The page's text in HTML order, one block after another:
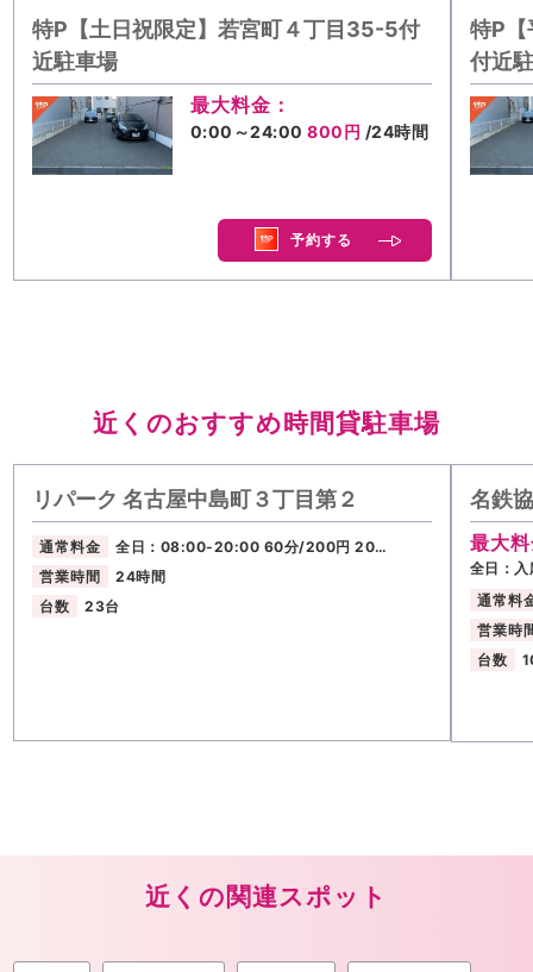
特P【土日祝限定】若宮町４丁目35-5付
近駐車場
最大料金：
0:00～24:00800円 /24時間
予約する
特P
付近
近くのおすすめ時間貸駐車場
リパーク 名古屋中島町３丁目第２
通常料金
全日：08:00-20:00 60分/200円 20…
営業時間
24時間
台数
23台
名鉄
最大
全日：
通常料
営業時
台数
近くの関連スポット